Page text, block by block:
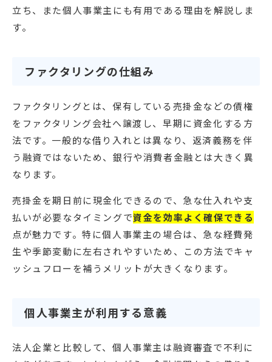
立ち、また個人事業主にも有用である理由を解説しま
す。
ファクタリングの仕組み
ファクタリングとは、保有している売掛金などの債権
をファクタリング会社へ譲渡し、早期に資金化する方
法です。一般的な借り入れとは異なり、返済義務を伴
う融資ではないため、銀行や消費者金融とは大きく異
なります。
売掛金を期日前に現金化できるので、急な仕入れや支
払いが必要なタイミングで資金を効率よく確保できる
点が魅力です。特に個人事業主の場合は、急な経費発
生や季節変動に左右されやすいため、この方法でキャ
ッシュフローを補うメリットが大きくなります。
個人事業主が利用する意義
法人企業と比較して、個人事業主は融資審査で不利に